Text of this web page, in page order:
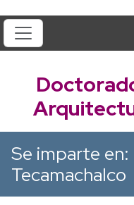
Se imparte en:
Tecamachalco